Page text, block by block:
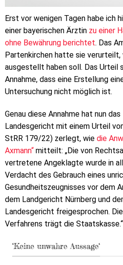
Erst vor wenigen Tagen habe ich
einer bayerischen Ärztin zu einer
ohne Bewährung berichtet. Das
Partenkirchen hatte sie
ausgestellt haben soll. Das Urteil
Annahme, dass eine Erstellung
Untersuchung nicht möglich ist.
Genau diese Annahme hat nun
Landesgericht mit einem Urteil
StRR 179/22) zerlegt, wie die
Axmann“ mitteilt: „Die von
vertretene Angeklagte wurde in
Verdacht des Gebrauch eines
Gesundheitszeugnisses vor dem
dem Landgericht Nürnberg und
Landesgericht freigesprochen.
Verfahrens trägt die Staatskasse.“
‘Keine unwahre Aussage‘